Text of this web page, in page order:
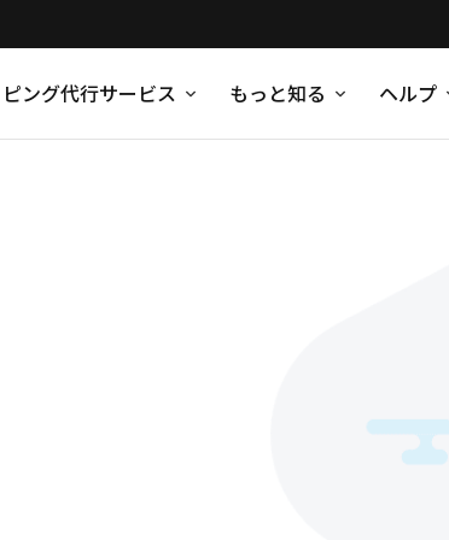
ング代行サービス もっと知る ヘルプ